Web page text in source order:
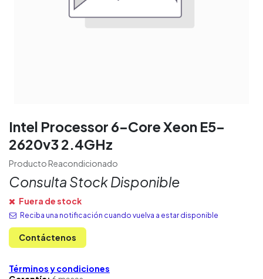
Intel Processor 6-Core Xeon E5-
2620v3 2.4GHz
Producto Reacondicionado
Consulta Stock Disponible
Fuera de stock
Reciba una notificación cuando vuelva a estar disponible
Contáctenos
Términos y condiciones